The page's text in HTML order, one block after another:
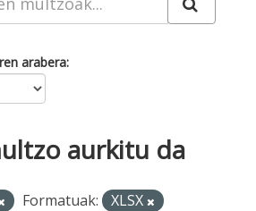
arabera
aurkitu da
Formatuak: XLSX